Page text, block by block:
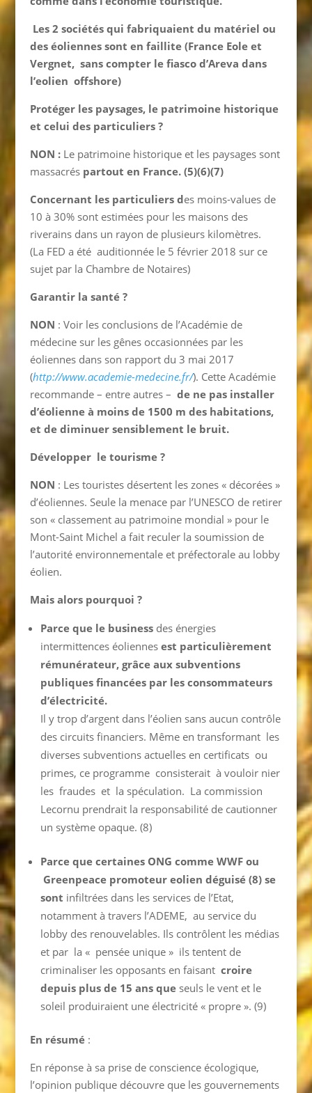
Les 2 sociétés qui fabriquaient du matériel ou
des éoliennes sont en faillite (France Eole et
Vergnet, sans compter le fiasco d’Areva dans
l’eolien offshore)
Protéger les paysages, le patrimoine historique
et celui des particuliers ?
NON :Le patrimoine historique et les paysages sont
massacrés partout en France. (5)(6)(7)
Concernant les particuliers des moins-values de
10 à 30% sont estimées pour les maisons des
riverains dans un rayon de plusieurs kilomètres.
(La FED a été auditionnée le 5 février 2018 sur ce
sujet par la Chambre de Notaires)
Garantir la santé ?
NON : Voir les conclusions de l’Académie de
médecine sur les gênes occasionnées par les
éoliennes dans son rapport du 3 mai 2017
(http://www.academie-medecine.fr/). Cette Académie
recommande – entre autres – de ne pas installer
d’éolienne à moins de 1500 m des habitations,
et de diminuer sensiblement le bruit.
Développer le tourisme ?
NON : Les touristes désertent les zones « décorées »
d’éoliennes. Seule la menace par l’UNESCO de retirer
son « classement au patrimoine mondial » pour le
Mont-Saint Michel a fait reculer la soumission de
l’autorité environnementale et préfectorale au lobby
éolien.
Mais alors pourquoi ?
Parce que le businessdes énergies
intermittences éoliennes est particulièrement
rémunérateur, grâce aux subventions
publiques financées par les consommateurs
d’électricité.
Il y trop d’argent dans l’éolien sans aucun contrôle
des circuits financiers. Même en transformant les
diverses subventions actuelles en certificats ou
primes, ce programme consisterait à vouloir nier
les fraudes et la spéculation. La commission
Lecornu prendrait la responsabilité de cautionner
un système opaque. (8)
Parce que certaines ONG comme WWF ou
Greenpeace promoteur eolien déguisé (8) se
sont infiltrées dans les services de l’Etat,
notamment à travers l’ADEME, au service du
lobby des renouvelables. Ils contrôlent les médias
et par la « pensée unique » ils tentent de
criminaliser les opposants en faisant croire
depuis plus de 15 ans queseuls le vent et le
soleil produiraient une électricité « propre ». (9)
En résumé:
En réponse à sa prise de conscience écologique,
l’opinion publique découvre que les gouvernements